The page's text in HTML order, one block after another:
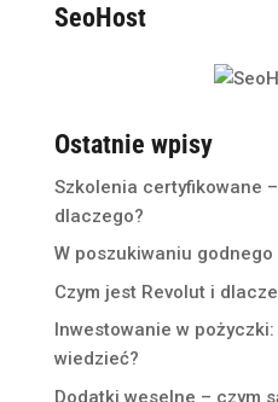
SeoHost
Ostatnie wpisy
Szkolenia certyfikowane
dlaczego?
W poszukiwaniu
Czym jest Revolut i
Inwestowanie w
wiedzieć?
Dodatki weselne – czym